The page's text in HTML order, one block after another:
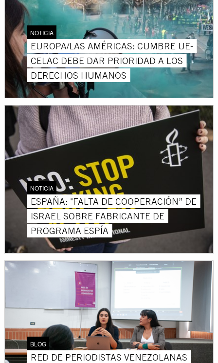
NOTICIA
EUROPA/LAS AMÉRICAS: CUMBRE UE-
CELAC DEBE DAR PRIORIDAD A LOS
DERECHOS HUMANOS
NOTICIA
ESPAÑA: "FALTA DE COOPERACIÓN” DE
ISRAEL SOBRE FABRICANTE DE
PROGRAMA ESPÍA
BLOG
RED DE PERIODISTAS VENEZOLANAS